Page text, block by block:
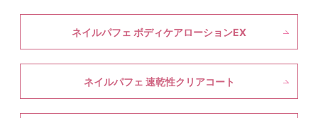
ネイルパフェ ボディケアローションEX
ネイルパフェ 速乾性クリアコート